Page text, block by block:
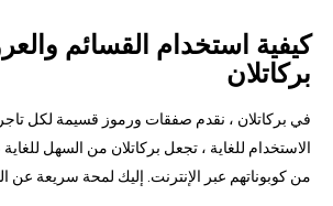
كيفية استخدام القسائم
بركاتلان
في بركاتلان ، نقدم صفقات ورموز قسيمة لكل
الاستخدام للغاية ، تجعل بركاتلان من السهل للغاية
من كوبوناتهم عبر الإنترنت. إليك لمحة سريعة عن